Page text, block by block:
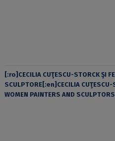
[:ro]CECILIA CUŢESCU-STORCK ŞI
SCULPTORE[:en]CECILIA CUŢESCU-
WOMEN PAINTERS AND